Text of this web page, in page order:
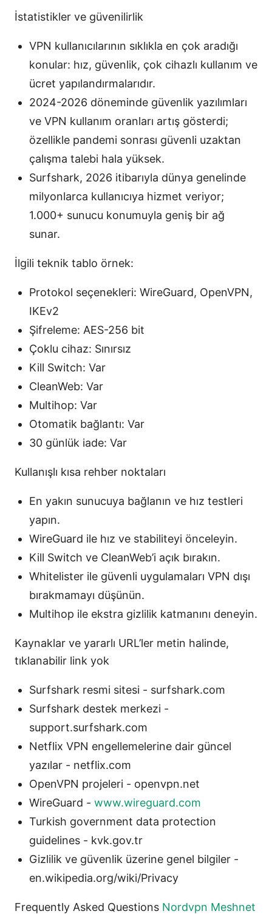
İstatistikler ve güvenilirlik
VPN kullanıcılarının sıklıkla en çok aradığı
konular: hız, güvenlik, çok cihazlı kullanım ve
ücret yapılandırmalarıdır.
2024-2026 döneminde güvenlik yazılımları
ve VPN kullanım oranları artış gösterdi;
özellikle pandemi sonrası güvenli uzaktan
çalışma talebi hala yüksek.
Surfshark, 2026 itibarıyla dünya genelinde
milyonlarca kullanıcıya hizmet veriyor;
1.000+ sunucu konumuyla geniş bir ağ
sunar.
İlgili teknik tablo örnek:
Protokol seçenekleri: WireGuard, OpenVPN,
IKEv2
Şifreleme: AES-256 bit
Çoklu cihaz: Sınırsız
Kill Switch: Var
CleanWeb: Var
Multihop: Var
Otomatik bağlantı: Var
30 günlük iade: Var
Kullanışlı kısa rehber noktaları
En yakın sunucuya bağlanın ve hız testleri
yapın.
WireGuard ile hız ve stabiliteyi önceleyin.
Kill Switch ve CleanWeb’i açık bırakın.
Whitelister ile güvenli uygulamaları VPN dışı
bırakmamayı düşünün.
Multihop ile ekstra gizlilik katmanını deneyin.
Kaynaklar ve yararlı URL’ler metin halinde,
tıklanabilir link yok
Surfshark resmi sitesi - surfshark.com
Surfshark destek merkezi -
support.surfshark.com
Netflix VPN engellemelerine dair güncel
yazılar - netflix.com
OpenVPN projeleri - openvpn.net
WireGuard - www.wireguard.com
Turkish government data protection
guidelines - kvk.gov.tr
Gizlilik ve güvenlik üzerine genel bilgiler -
en.wikipedia.org/wiki/Privacy
Frequently Asked Questions Nordvpn Meshnet